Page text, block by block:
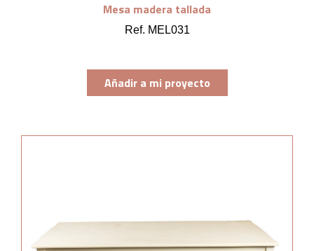
Mesa madera tallada
Ref. MEL031
Añadir a mi proyecto